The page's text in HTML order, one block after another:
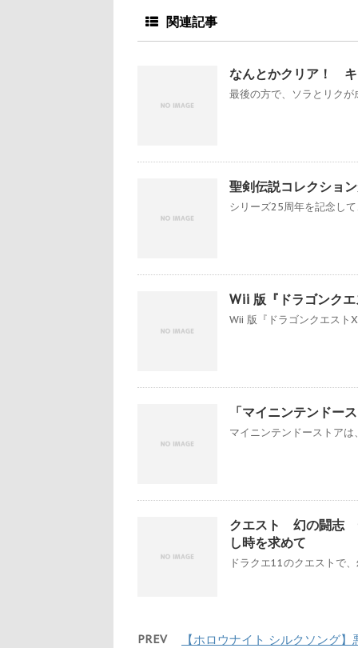
関連記事
なんとかクリア！ キ
最後の方で、ソラとリク
聖剣伝説コレクシ
シリーズ25周年を記念し
Wii 版『ドラゴンク
Wii 版『ドラゴンクエスト
「マイニンテンドー
マイニンテンドーストア
クエスト 幻の闘志
し時を求めて
ドラクエ11のクエストで
PREV 【ホロウナイト シルクソング